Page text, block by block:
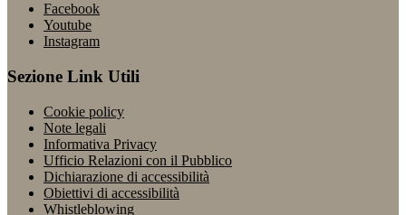
Facebook
Youtube
Instagram
Sezione Link Utili
Cookie policy
Note legali
Informativa Privacy
Ufficio Relazioni con il Pubblico
Dichiarazione di accessibilità
Obiettivi di accessibilità
Whistleblowing